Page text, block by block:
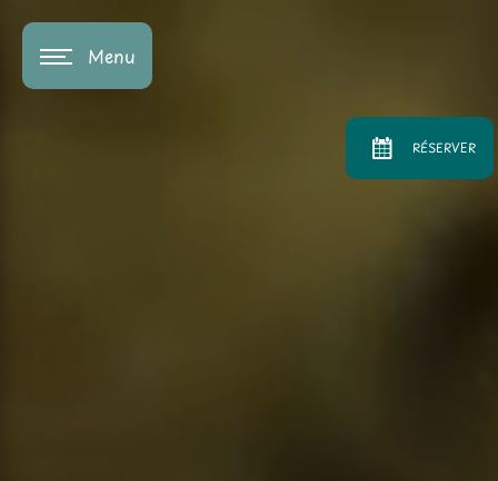
RÉSERVER
Menu